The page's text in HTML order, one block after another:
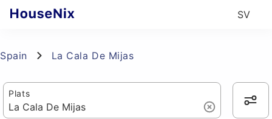
SV
Spain La Cala De Mijas
Plats